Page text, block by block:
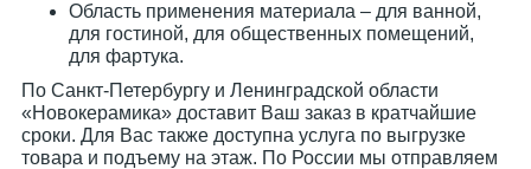
Область применения материала – для ванной,
для гостиной, для общественных помещений,
для фартука.
По Санкт-Петербургу и Ленинградской области
«Новокерамика» доставит Ваш заказ в кратчайшие
сроки. Для Вас также доступна услуга по выгрузке
товара и подъему на этаж. По России мы отправляем